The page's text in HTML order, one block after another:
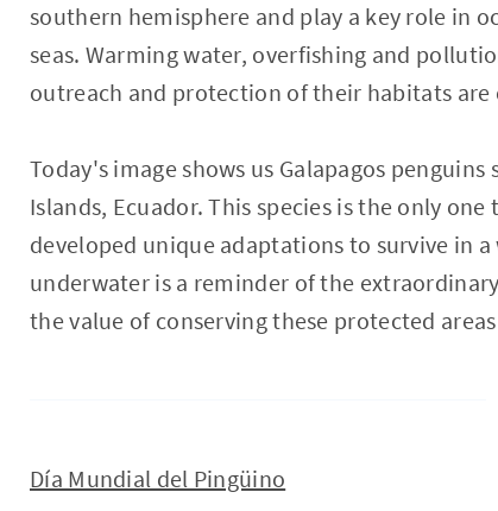
southern hemisphere and play a key role in
seas. Warming water, overfishing and
outreach and protection of their habitats are
Today's image shows us Galapagos
Islands, Ecuador. This species is the only
developed unique adaptations to survive in
underwater is a reminder of the
the value of conserving these protected
Día Mundial del Pingüino